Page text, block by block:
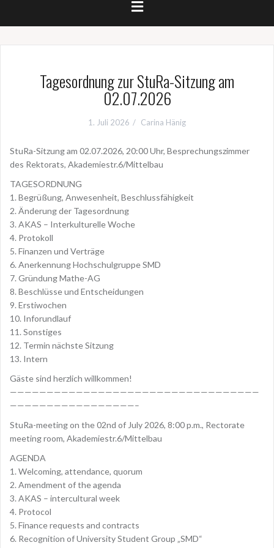
Tagesordnung zur StuRa-Sitzung am
02.07.2026
1. Juli 2026 Carina Hänig
StuRa-Sitzung am 02.07.2026, 20:00 Uhr, Besprechungszimmer
des Rektorats, Akademiestr.6/Mittelbau
TAGESORDNUNG
1. Begrüßung, Anwesenheit, Beschlussfähigkeit
2. Änderung der Tagesordnung
3. AKAS – Interkulturelle Woche
4. Protokoll
5. Finanzen und Verträge
6. Anerkennung Hochschulgruppe SMD
7. Gründung Mathe-AG
8. Beschlüsse und Entscheidungen
9. Erstiwochen
10. Inforundlauf
11. Sonstiges
12. Termin nächste Sitzung
13. Intern
Gäste sind herzlich willkommen!
——————————————————————————————————
—————————————————–
StuRa-meeting on the 02nd of July 2026, 8:00 p.m., Rectorate
meeting room, Akademiestr.6/Mittelbau
AGENDA
1. Welcoming, attendance, quorum
2. Amendment of the agenda
3. AKAS – intercultural week
4. Protocol
5. Finance requests and contracts
6. Recognition of University Student Group „SMD“